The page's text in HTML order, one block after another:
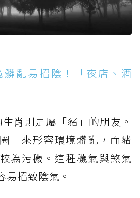
亂易招陰！「夜店、酒
肖則是屬「豬」的朋友。
」來形容環境髒亂，而豬
為污穢。這種穢氣與煞氣
易招致陰氣。